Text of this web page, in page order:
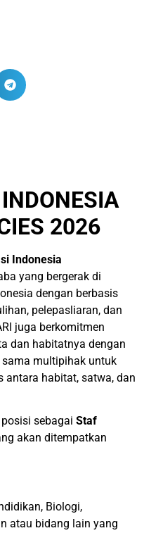
2026
Indonesia
yang bergerak di
dengan berbasis
pelepasliaran, dan
juga berkomitmen
dan habitatnya dengan
multipihak untuk
antara habitat, satwa, dan
sebagai Staf
akan ditempatkan
Biologi,
atau bidang lain yang